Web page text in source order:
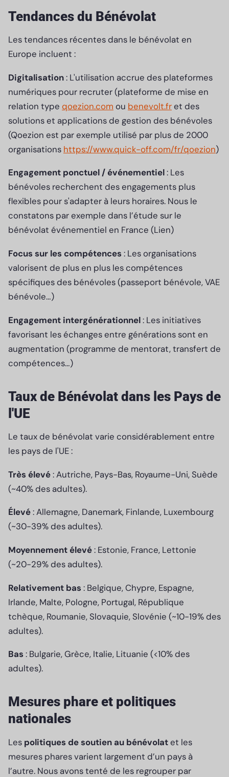
Tendances du Bénévolat
Les tendances récentes dans le bénévolat en
Europe incluent :
Digitalisation: L'utilisation accrue des plateformes
numériques pour recruter (plateforme de mise en
relation type qoezion.com ou benevolt.fret des
solutions et applications de gestion des bénévoles
(Qoezion est par exemple utilisé par plus de 2000
organisations https://www.quick-off.com/fr/qoezion)
Engagement ponctuel / événementiel: Les
bénévoles recherchent des engagements plus
flexibles pour s'adapter à leurs horaires. Nous le
constatons par exemple dans l’étude sur le
bénévolat événementiel en France (Lien)
Focus sur les compétences : Les organisations
valorisent de plus en plus les compétences
spécifiques des bénévoles (passeport bénévole, VAE
bénévole…)
Engagement intergénérationnel: Les initiatives
favorisant les échanges entre générations sont en
augmentation (programme de mentorat, transfert de
compétences…)
Taux de Bénévolat dans les Pays de
l'UE
Le taux de bénévolat varie considérablement entre
les pays de l'UE :
Très élevé: Autriche, Pays-Bas, Royaume-Uni, Suède
(~40% des adultes).
Élevé: Allemagne, Danemark, Finlande, Luxembourg
(~30-39% des adultes).
Moyennement élevé: Estonie, France, Lettonie
(~20-29% des adultes).
Relativement bas : Belgique, Chypre, Espagne,
Irlande, Malte, Pologne, Portugal, République
tchèque, Roumanie, Slovaquie, Slovénie (~10-19% des
adultes).
Bas : Bulgarie, Grèce, Italie, Lituanie (<10% des
adultes).
Mesures phare et politiques
nationales
Les politiques de soutien au bénévolatet les
mesures phares varient largement d’un pays à
l’autre. Nous avons tenté de les regrouper par